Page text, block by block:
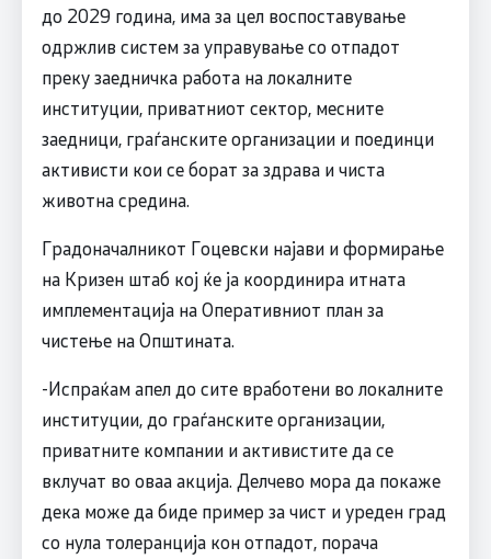
до 2029 година, има за цел воспоставување
одржлив систем за управување со отпадот
преку заедничка работа на локалните
институции, приватниот сектор, месните
заедници, граѓанските организации и поединци
активисти кои се борат за здрава и чиста
животна средина.
Градоначалникот Гоцевски најави и формирање
на Кризен штаб кој ќе ја координира итната
имплементација на Оперативниот план за
чистење на Општината.
-Испраќам апел до сите вработени во локалните
институции, до граѓанските организации,
приватните компании и активистите да се
вклучат во оваа акција. Делчево мора да покаже
дека може да биде пример за чист и уреден град
со нула толеранција кон отпадот, порача